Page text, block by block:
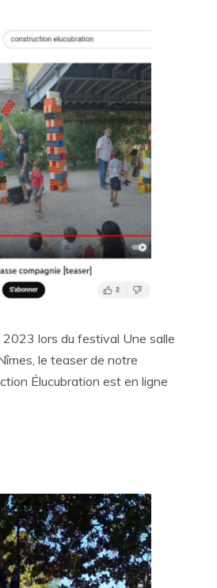
2023 lors du festival Une salle
le teaser de notre
Élucubration est en ligne